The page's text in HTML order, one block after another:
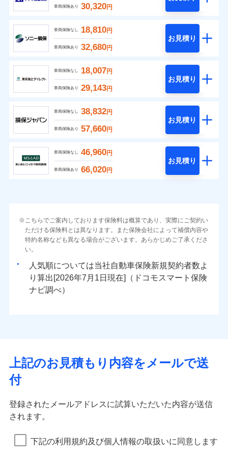
車両保険あり 30,320円
車両保険なし 18,810円
車両保険あり 32,680円
お見積り
車両保険なし 18,007円
車両保険あり 29,143円
お見積り
車両保険なし 38,832円
車両保険あり 57,660円
お見積り
車両保険なし 46,960円
車両保険あり 66,020円
お見積り
こちらでご案内しております保険料は概算であり、実際にご契約い
ただける保険料とは異なります。また保険会社によって補償内容や
特約名称なども異なる場合がございます。あらかじめご了承くださ
い。
人気順については当社
新規契約者数よ
り算出[
年 月
日現在]（ドコモスマート保険
ナビ調べ）
上記のお見積もり内容をメールで送
付
登録されたメールアドレスに試算いただいた内容が送信
されます。
下記の利用規約及び個人情報の取扱いに同意します